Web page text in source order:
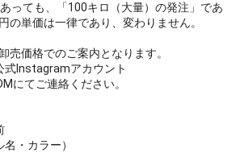
っても、「100キロ（大量）の発注」であ
の単価は一律であり、変わりません。
売価格でのご案内となります。
式Instagramアカウント
にてご連絡ください。
・カラー）